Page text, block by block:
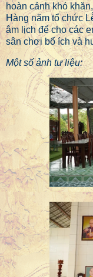
hoàn cảnh khó
Hàng năm tổ chức
âm lịch để cho các
sân chơi bổ ích và
Một số ảnh tư liệu: